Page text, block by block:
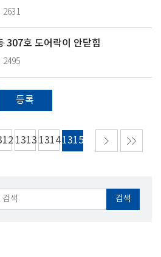
2631
307호 도어락이 안닫힘
2495
등록
1313 13141315
검색